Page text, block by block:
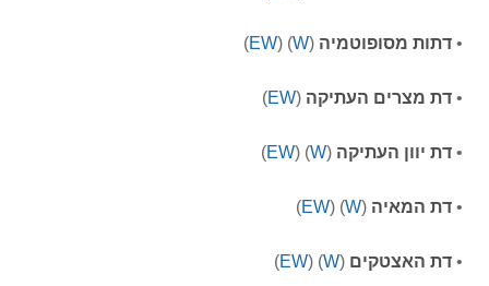
• דתות מסופוטמיה (
W
)
(
EW
)
• דת מצרים העתיקה (
EW
)
• דת יוון העתיקה (
W
)
(
EW
)
• דת המאיה (
W
)
(
EW
)
• דת האצטקים (
W
)
(
EW
)